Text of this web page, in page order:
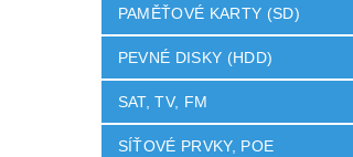
PAMĚŤOVÉ KARTY (SD)
PEVNÉ DISKY (HDD)
SAT, TV, FM
SÍŤOVÉ PRVKY, POE